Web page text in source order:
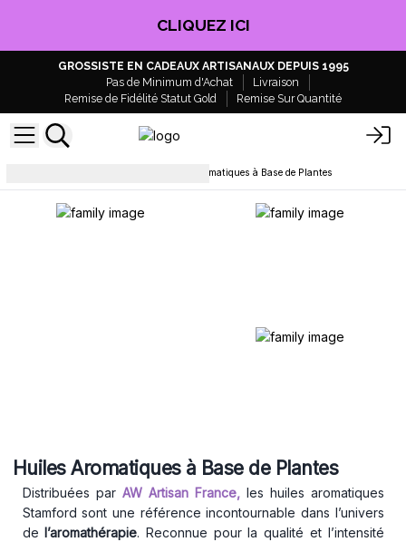
CLIQUEZ ICI
GROSSISTE EN CADEAUX ARTISANAUX DEPUIS 1995
Pas de Minimum d'Achat
Livraison
Remise de Fidélité Statut Gold
Remise Sur Quantité
Huiles Aromatiques à Base de Plantes
Huiles Aromatiques à Base de Plantes
Distribuées par AW Artisan France,les huiles aromatiques
Stamford sont une référence incontournable dans l’univers
de
l’aromathérapie. Reconnue pour la qualité et l’intensité